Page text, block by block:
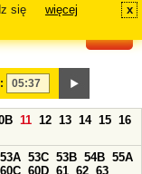
się
więcej x
11 12 13 14 15 16
53A 53C 53B 54B 55A
60C 60D 61 62 63